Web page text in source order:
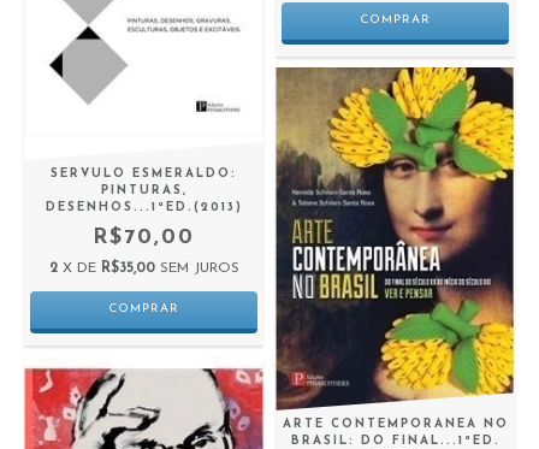
SERVULO ESMERALDO:
PINTURAS,
DESENHOS...1ªED.(2013)
R$70,00
2 X DE R$35,00 SEM JUROS
ARTE CONTEMPORANEA NO
BRASIL: DO FINAL...1ªED.